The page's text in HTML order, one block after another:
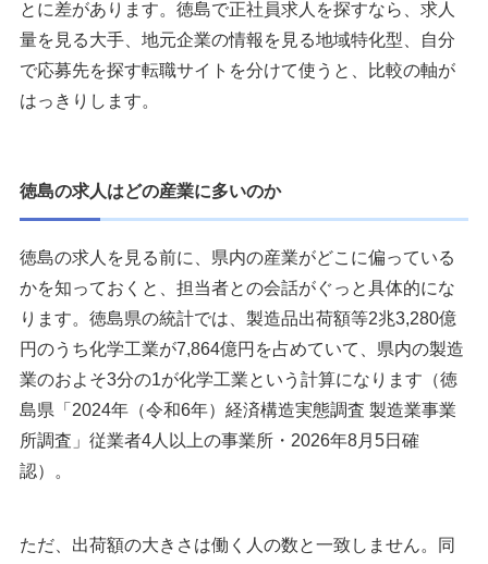
とに差があります。徳島で正社員求人を探すなら、求人
量を見る大手、地元企業の情報を見る地域特化型、自分
で応募先を探す転職サイトを分けて使うと、比較の軸が
はっきりします。
徳島の求人はどの産業に多いのか
徳島の求人を見る前に、県内の産業がどこに偏っている
かを知っておくと、担当者との会話がぐっと具体的にな
ります。徳島県の統計では、製造品出荷額等2兆3,280億
円のうち化学工業が7,864億円を占めていて、県内の製造
業のおよそ3分の1が化学工業という計算になります（徳
島県「2024年（令和6年）経済構造実態調査 製造業事業
所調査」従業者4人以上の事業所・2026年8月5日確
認）。
ただ、出荷額の大きさは働く人の数と一致しません。同